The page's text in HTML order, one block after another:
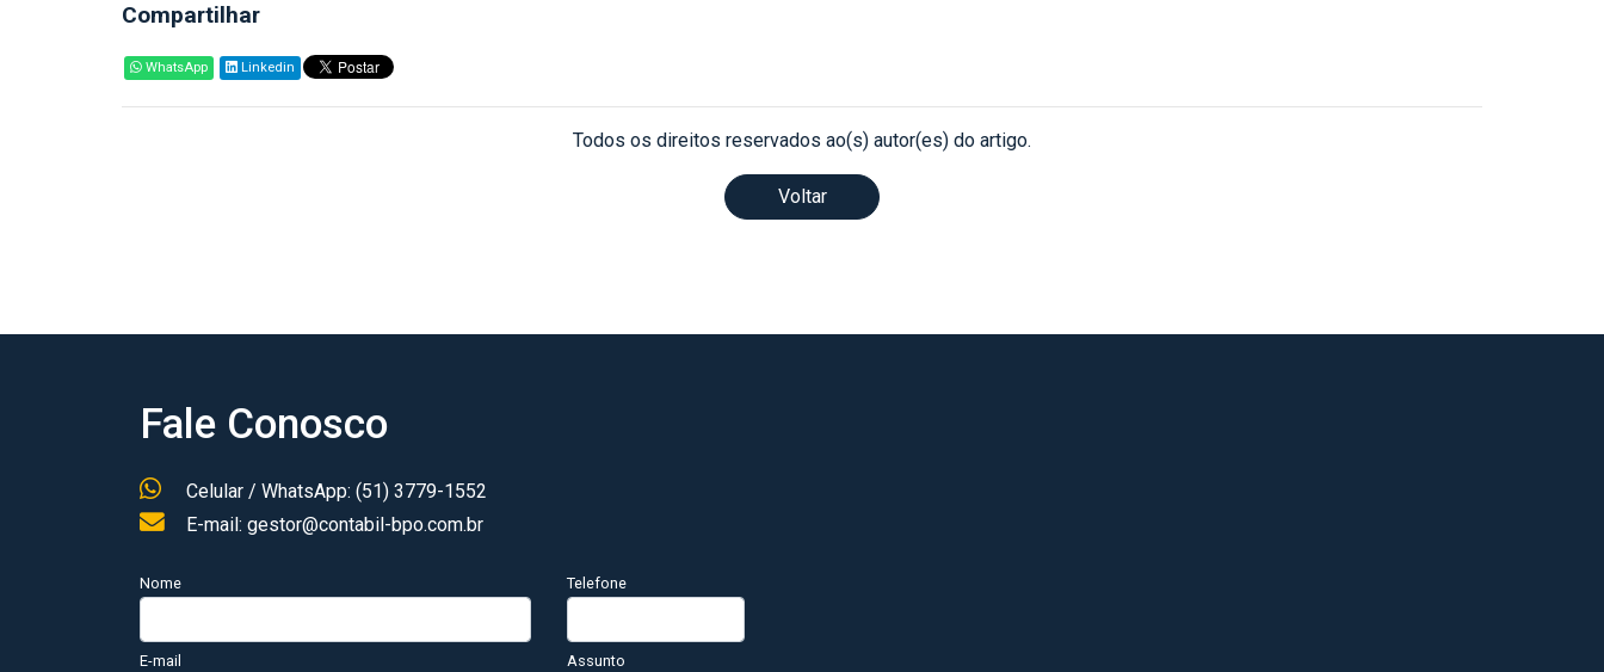
Compartilhar
WhatsApp Linkedin
Todos os direitos reservados ao(s) autor(es) do artigo.
Voltar
Fale Conosco
Celular / WhatsApp: (51) 3779-1552
E-mail: gestor@contabil-bpo.com.br
Nome Telefone
E-mail Assunto